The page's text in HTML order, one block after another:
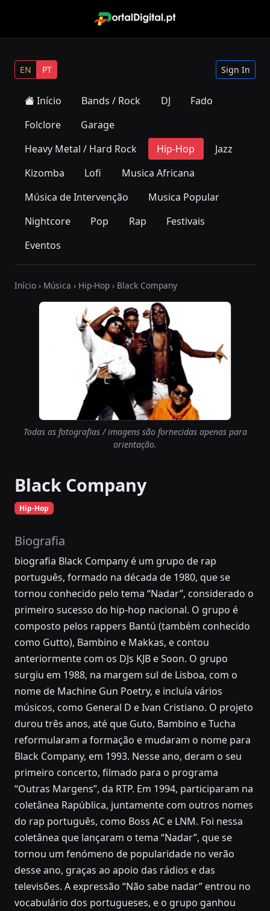
EN PT Sign In
Início Bands / Rock DJ
Fado
Folclore
Garage
Heavy Metal / Hard Rock
Hip-Hop
Jazz
Kizomba
Lofi
Musica Africana
Música de Intervenção
Musica Popular
Nightcore
Pop Rap
Festivais
Eventos
Início › Música › Hip-Hop › Black Company
Todas as fotografias / imagens são fornecidas apenas para
orientação.
Black Company
Hip-Hop
Biografia
biografia Black Company é um grupo de rap
português, formado na década de 1980, que se
tornou conhecido pelo tema “Nadar”, considerado o
primeiro sucesso do hip-hop nacional. O grupo é
composto pelos rappers Bantú (também conhecido
como Gutto), Bambino e Makkas, e contou
anteriormente com os DJs KJB e Soon. O grupo
surgiu em 1988, na margem sul de Lisboa, com o
nome de Machine Gun Poetry, e incluía vários
músicos, como General D e Ivan Cristiano. O projeto
durou três anos, até que Guto, Bambino e Tucha
reformularam a formação e mudaram o nome para
Black Company, em 1993. Nesse ano, deram o seu
primeiro concerto, filmado para o programa
“Outras Margens”, da RTP. Em 1994, participaram na
coletânea Rapública, juntamente com outros nomes
do rap português, como Boss AC e LNM. Foi nessa
coletânea que lançaram o tema “Nadar”, que se
tornou um fenómeno de popularidade no verão
desse ano, graças ao apoio das rádios e das
televisões. A expressão “Não sabe nadar” entrou no
vocabulário dos portugueses, e o grupo ganhou